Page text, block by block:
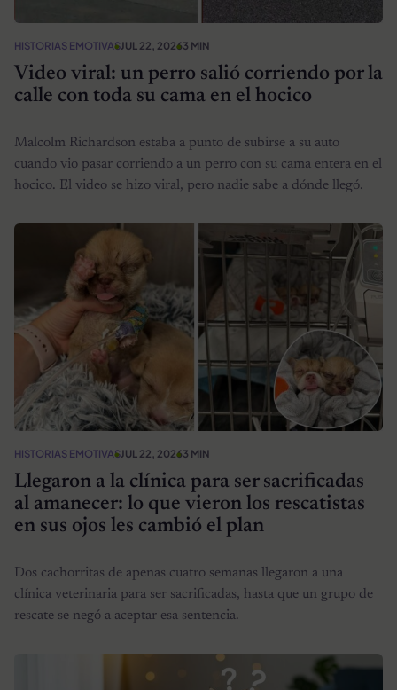
HISTORIAS EMOTIVASJUL 22, 20263 MIN
Video viral: un perro salió corriendo por la
calle con toda su cama en el hocico
Malcolm Richardson estaba a punto de subirse a su auto
cuando vio pasar corriendo a un perro con su cama entera en el
hocico. El video se hizo viral, pero nadie sabe a dónde llegó.
HISTORIAS EMOTIVASJUL 22, 20263 MIN
Llegaron a la clínica para ser sacrificadas
al amanecer: lo que vieron los rescatistas
en sus ojos les cambió el plan
Dos cachorritas de apenas cuatro semanas llegaron a una
clínica veterinaria para ser sacrificadas, hasta que un grupo de
rescate se negó a aceptar esa sentencia.